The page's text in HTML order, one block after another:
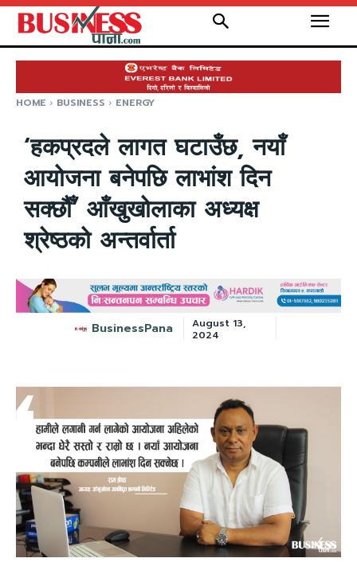
HOME BUSINESS ENERGY
‘हकप्रदले लागत घटाउँछ, नयाँ
आयोजना बनेपछि लाभांश दिन
सक्छौँ’ आँखुखोलाका अध्यक्ष
श्रेष्ठको अन्तर्वार्ता
BusinessPana
August 13,
2024